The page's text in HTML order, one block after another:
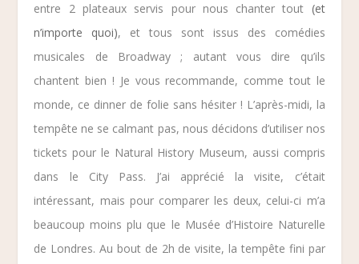
entre 2 plateaux servis pour nous chanter tout (et
n’importe quoi), et tous sont issus des comédies
musicales de Broadway ; autant vous dire qu’ils
chantent bien ! Je vous recommande, comme tout le
monde, ce dinner de folie sans hésiter ! L’après-midi, la
tempête ne se calmant pas, nous décidons d’utiliser nos
tickets pour le Natural History Museum, aussi compris
dans le City Pass. J’ai apprécié la visite, c’était
intéressant, mais pour comparer les deux, celui-ci m’a
beaucoup moins plu que le Musée d’Histoire Naturelle
de Londres. Au bout de 2h de visite, la tempête fini par